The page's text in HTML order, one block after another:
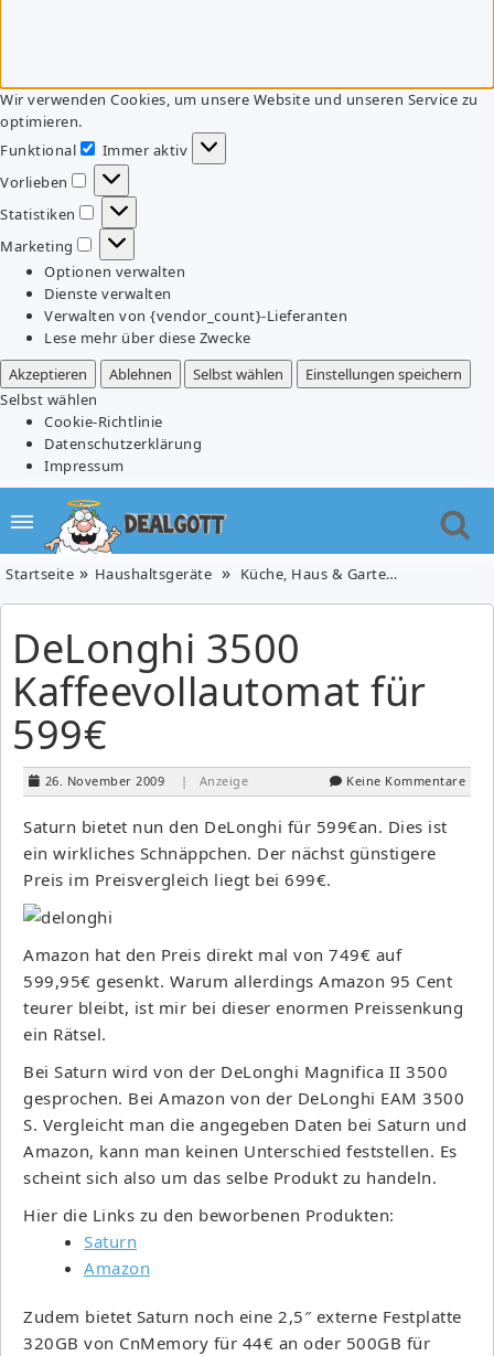
Wir verwenden Cookies, um unsere Website und unseren Service zu
optimieren.
Funktional
Funktional
Immer aktiv
Vorlieben
Vorlieben
Statistiken
Statistiken
Marketing
Marketing
Optionen verwalten
Dienste verwalten
Verwalten von {vendor_count}-Lieferanten
Lese mehr über diese Zwecke
Akzeptieren
Ablehnen Selbst wählen
Einstellungen speichern
Selbst wählen
Cookie-Richtlinie
Datenschutzerklärung
Impressum
Startseite Haushaltsgeräte Küche, Haus & Garten
DeLonghi 3500
Kaffeevollautomat für
599€
26. November 2009 | Anzeige Keine Kommentare
Saturn bietet nun den DeLonghi für 599€an. Dies ist
ein wirkliches Schnäppchen. Der nächst günstigere
Preis im Preisvergleich liegt bei 699€.
Amazon hat den Preis direkt mal von 749€ auf
599,95€ gesenkt. Warum allerdings Amazon 95 Cent
teurer bleibt, ist mir bei dieser enormen Preissenkung
ein Rätsel.
Bei Saturn wird von der DeLonghi Magnifica II 3500
gesprochen. Bei Amazon von der DeLonghi EAM 3500
S. Vergleicht man die angegeben Daten bei Saturn und
Amazon, kann man keinen Unterschied feststellen. Es
scheint sich also um das selbe Produkt zu handeln.
Hier die Links zu den beworbenen Produkten:
Saturn
Amazon
Zudem bietet Saturn noch eine 2,5″ externe Festplatte
320GB von CnMemory für 44€ an oder 500GB für